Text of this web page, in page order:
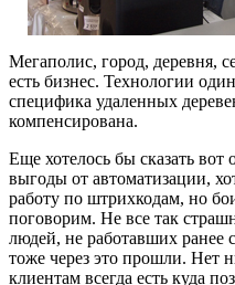
Мегаполис, город, деревня,
есть бизнес. Технологии
специфика удаленных
компенсирована.
Еще хотелось бы сказать
выгоды от автоматизации,
работу по штрихкодам, но
поговорим. Не все так
людей, не работавших ранее
тоже через это прошли. Нет
клиентам всегда есть куда